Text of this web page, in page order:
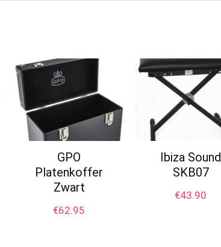
GPO
Platenkoffer
Zwart
€62.95
Ibiza Sound
SKB07
€43.90